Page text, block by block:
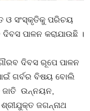
ଓ ସଂସ୍କୃତିକୁ ପରିଚୟ
ପାଳନ କରାଯାଉଛି ।
ଦିବସ ରୂପେ ପାଳନ
ଗର୍ବର ବିଷୟ ବୋଲି
ଉନ୍ନୟନ,
ଜଗନ୍ନାଥ